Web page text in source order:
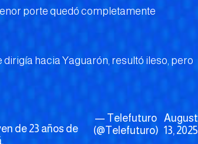
porte quedó completamente
hacia Yaguarón, resultó ileso, pero
de 23 años de
— Telefuturo
(@Telefuturo)
August
13, 2025